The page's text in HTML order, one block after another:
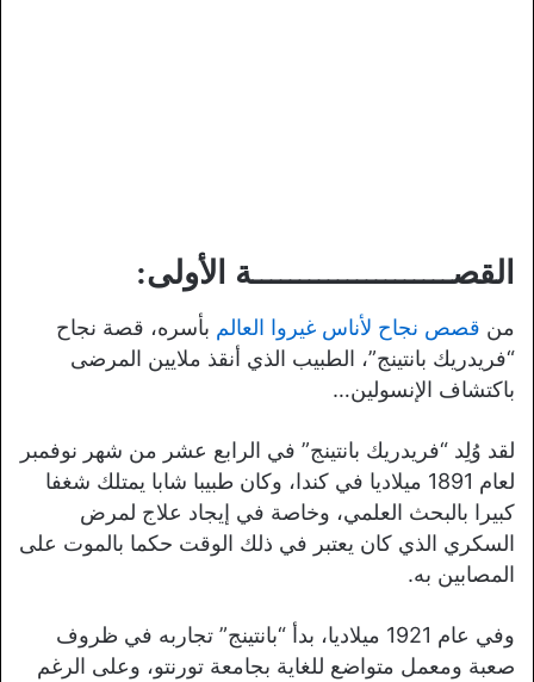
القصـــــــــــــــــــــة الأولى:
من قصص نجاح لأناس غيروا العالم بأسره، قصة نجاح
“فريدريك بانتينج”، الطبيب الذي أنقذ ملايين المرضى
باكتشاف الإنسولين…
لقد وُلِد “فريدريك بانتينج” في الرابع عشر من شهر نوفمبر
لعام 1891 ميلاديا في كندا، وكان طبيبا شابا يمتلك شغفا
كبيرا بالبحث العلمي، وخاصة في إيجاد علاج لمرض
السكري الذي كان يعتبر في ذلك الوقت حكما بالموت على
المصابين به.
وفي عام 1921 ميلاديا، بدأ “بانتينج” تجاربه في ظروف
صعبة ومعمل متواضع للغاية بجامعة تورنتو، وعلى الرغم